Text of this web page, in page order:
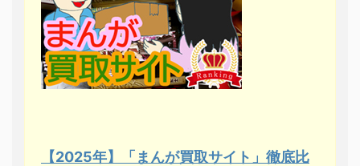
【2025年】「まんが買取サイト」徹底比